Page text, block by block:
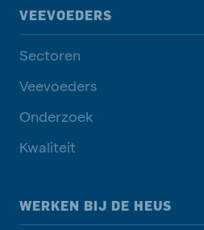
VEEVOEDERS
Sectoren
Veevoeders
Onderzoek
Kwaliteit
WERKEN BIJ DE HEUS